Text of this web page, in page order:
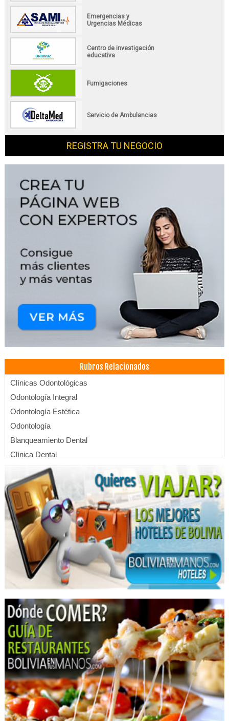
Emergencias y
Urgencias Médicas
Centro de investigación
educativa
Fumigaciones
Servicio de Ambulancias
REGISTRA TU NEGOCIO
Rubros Relacionados
Clínicas Odontológicas
Odontología Integral
Odontología Estética
Odontología
Blanqueamiento Dental
Clínica Dental
Dentistas
Estética Dental
Endodoncia
Limpieza Dental
Médicos Odontólogos Radiólogos
Médicos Odontólogos
Ortodoncia
Clínicas de Fisioterapia
Fisioterapia Integral
Fisioterapia
Rehabilitación
Periodoncia
Salud: Clínicas
Dermatólogos
Médicos Dermatólogos
Centro médico de la piel
Dermatólogo - Pediatría
Insumos odontológicos